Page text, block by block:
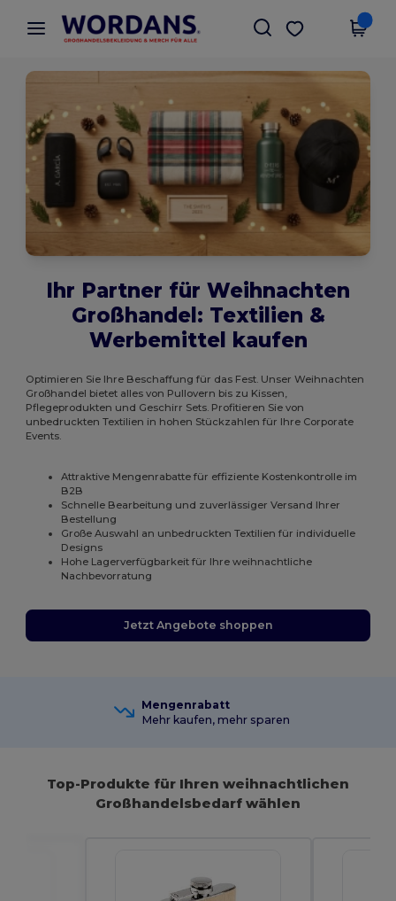
× Wordans App
Bessere Preise in der App!
App holen
Ihr Partner für Weihnachten
Großhandel: Textilien &
Werbemittel kaufen
Optimieren Sie Ihre Beschaffung für das Fest. Unser Weihnachten
Großhandel bietet alles von Pullovern bis zu Kissen,
Pflegeprodukten und Geschirr Sets. Profitieren Sie von
unbedruckten Textilien in hohen Stückzahlen für Ihre Corporate
Events.
Attraktive Mengenrabatte für effiziente Kostenkontrolle im
B2B
Schnelle Bearbeitung und zuverlässiger Versand Ihrer
Bestellung
Große Auswahl an unbedruckten Textilien für individuelle
Designs
Hohe Lagerverfügbarkeit für Ihre weihnachtliche
Nachbevorratung
Jetzt Angebote shoppen
Mengenrabatt
Mehr kaufen, mehr sparen
Top-Produkte für Ihren weihnachtlichen
Großhandelsbedarf wählen